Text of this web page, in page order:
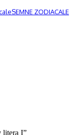
SEMNE ZODIACALE
litera I”